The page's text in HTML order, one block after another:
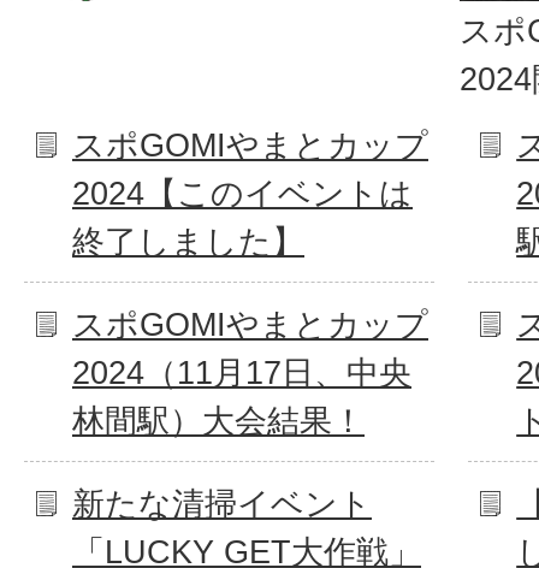
スポ
スポGOMIやまとカップ
2024【このイベントは
終了しました】
スポGOMIやまとカップ
2024（11月17日、中央
林間駅）大会結果！
新たな清掃イベント
「LUCKY GET大作戦」